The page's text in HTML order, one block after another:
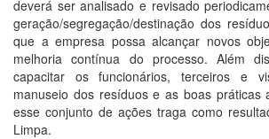
deverá ser analisado e revisado
geração/segregação/destinação dos
que a empresa possa alcançar novos
melhoria contínua do processo. Além
capacitar os funcionários, terceiros e
manuseio dos resíduos e as boas práticas
esse conjunto de ações traga como
Limpa.